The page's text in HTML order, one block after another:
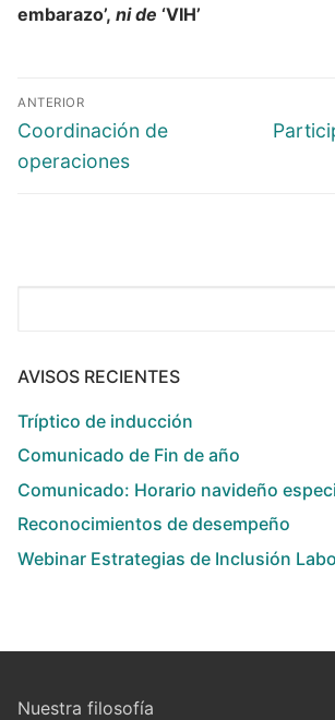
embarazo’, ni de ‘VIH’
ANTERIOR
Coordinación de
operaciones
AVISOS RECIENTES
Tríptico de inducción
Comunicado de Fin de año
Comunicado: Horario navideño
Reconocimientos de desempeño
Webinar Estrategias de Inclusión
Nuestra filosofía